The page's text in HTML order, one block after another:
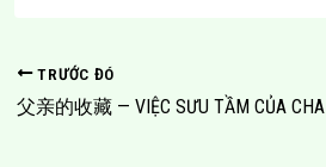
TRƯỚC ĐÓ
父亲的收藏 — VIỆC SƯU TẦM CỦA CHA